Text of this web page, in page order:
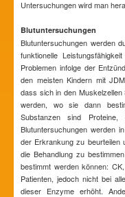
Untersuchungen wird man
Blutuntersuchungen
Blutuntersuchungen werden
funktionelle
Problemen infolge der
den meisten Kindern mit
dass sich in den
werden, wo sie dann
Substanzen sind
Blutuntersuchungen werden
der Erkrankung zu beurteilen
die Behandlung zu
bestimmt werden können:
Patienten, jedoch nicht bei
dieser Enzyme erhöht.